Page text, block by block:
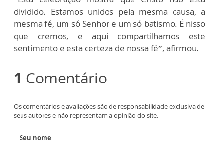
dividido. Estamos unidos pela mesma causa, a
mesma fé, um só Senhor e um só batismo. É nisso
que cremos, e aqui compartilhamos este
sentimento e esta certeza de nossa fé”, afirmou.
1 Comentário
Os comentários e avaliações são de responsabilidade exclusiva de
seus autores e não representam a opinião do site.
Seu nome